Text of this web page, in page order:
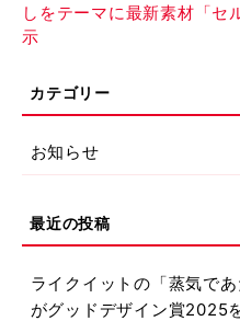
しをテーマに最新素材「セ
示
お知らせ
ライクイットの「蒸気で
がグッドデザイン賞2025